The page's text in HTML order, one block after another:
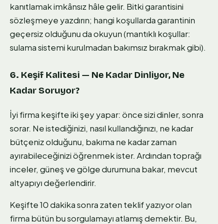
kanıtlamak imkânsız hâle gelir. Bitki garantisini
sözleşmeye yazdırın; hangi koşullarda garantinin
geçersiz olduğunu da okuyun (mantıklı koşullar:
sulama sistemi kurulmadan bakımsız bırakmak gibi).
6. Keşif Kalitesi — Ne Kadar Dinliyor, Ne
Kadar Soruyor?
İyi firma keşifte iki şey yapar: önce sizi dinler, sonra
sorar. Ne istediğinizi, nasıl kullandığınızı, ne kadar
bütçeniz olduğunu, bakıma ne kadar zaman
ayırabileceğinizi öğrenmek ister. Ardından toprağı
inceler, güneş ve gölge durumuna bakar, mevcut
altyapıyı değerlendirir.
Keşifte 10 dakika sonra zaten teklif yazıyor olan
firma bütün bu sorgulamayı atlamış demektir. Bu,